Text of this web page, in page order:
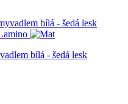
bílá - šedá lesk